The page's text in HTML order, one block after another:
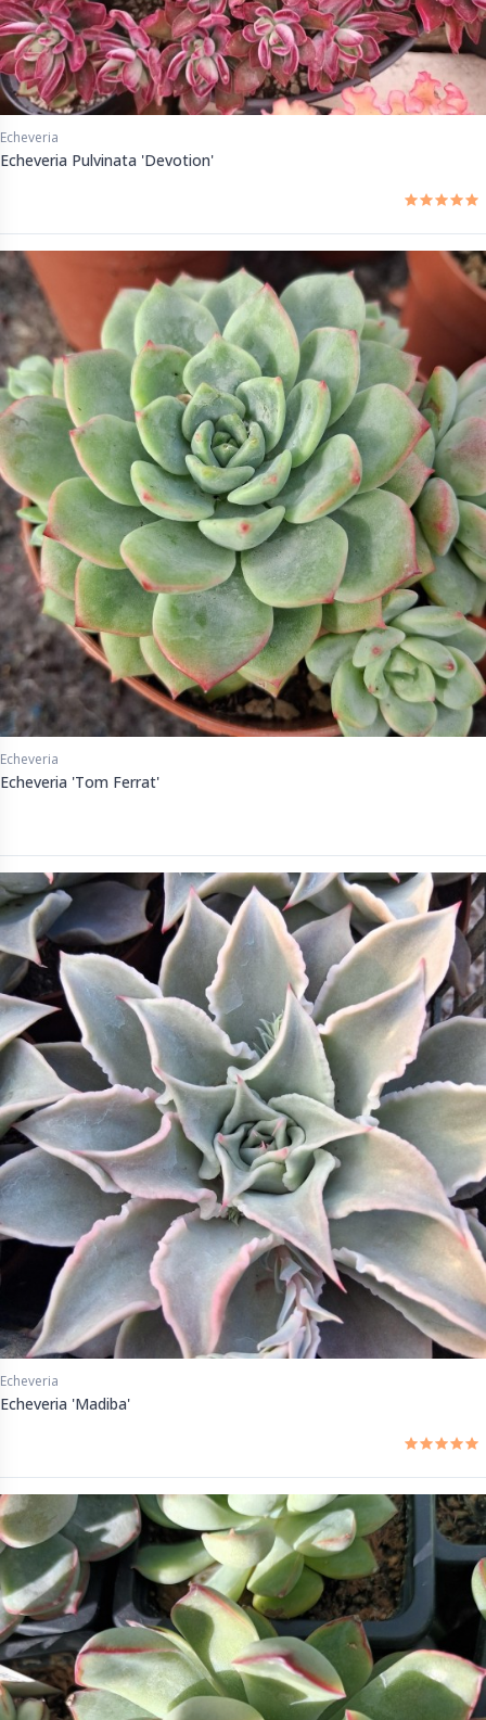
Echeveria
Echeveria Pulvinata 'Devotion'
Echeveria
Echeveria 'Tom Ferrat'
Echeveria
Echeveria 'Madiba'